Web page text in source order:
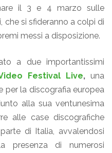
il 3 e 4 marzo sulle
che si sfideranno a colpi di
messi a disposizione.
a due importantissimi
Festival Live, una
per la discografia europea
alla sua ventunesima
alle case discografiche
di Italia, avvalendosi
presenza di numerosi